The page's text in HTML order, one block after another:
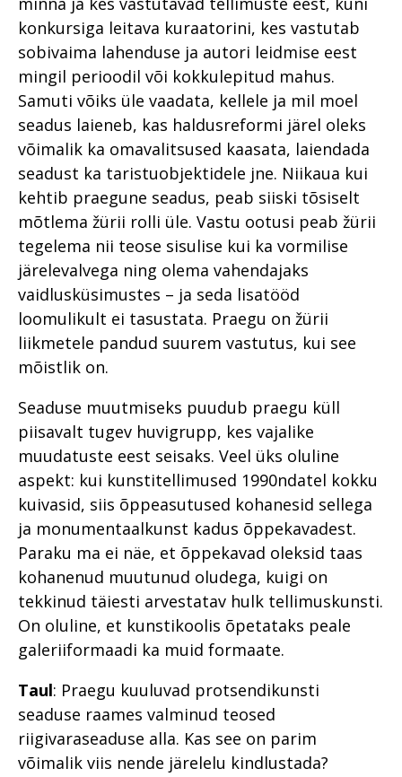
konkursiga leitava kuraatorini, kes vastutab
sobivaima lahenduse ja autori leidmise eest
mingil perioodil või kokkulepitud mahus.
Samuti võiks üle vaadata, kellele ja mil moel
seadus laieneb, kas haldusreformi järel oleks
võimalik ka omavalitsused kaasata, laiendada
seadust ka taristuobjektidele jne. Niikaua kui
kehtib praegune seadus, peab siiski tõsiselt
mõtlema žürii rolli üle. Vastu ootusi peab žürii
tegelema nii teose sisulise kui ka vormilise
järelevalvega ning olema vahendajaks
vaidlusküsimustes – ja seda lisatööd
loomulikult ei tasustata. Praegu on žürii
liikmetele pandud suurem vastutus, kui see
mõistlik on.
Seaduse muutmiseks puudub praegu küll
piisavalt tugev huvigrupp, kes vajalike
muudatuste eest seisaks. Veel üks oluline
aspekt: kui kunstitellimused 1990ndatel kokku
kuivasid, siis õppeasutused kohanesid sellega
ja monumentaalkunst kadus õppekavadest.
Paraku ma ei näe, et õppekavad oleksid taas
kohanenud muutunud oludega, kuigi on
tekkinud täiesti arvestatav hulk tellimuskunsti.
On oluline, et kunstikoolis õpetataks peale
galeriiformaadi ka muid formaate.
Taul: Praegu kuuluvad protsendikunsti
seaduse raames valminud teosed
riigivaraseaduse alla. Kas see on parim
võimalik viis nende järelelu kindlustada?